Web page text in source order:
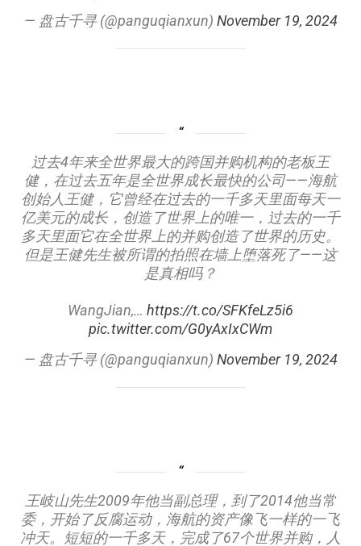
— 盘古千寻 (@panguqianxun) November 19, 2024
过去4年来全世界最大的跨国并购机构的老板王
健，在过去五年是全世界成长最快的公司——海航
创始人王健，它曾经在过去的一千多天里面每天一
亿美元的成长，创造了世界上的唯一，过去的一千
多天里面它在全世界上的并购创造了世界的历史。
但是王健先生被所谓的拍照在墙上堕落死了——这
是真相吗？
WangJian,… https://t.co/SFKfeLz5i6
pic.twitter.com/G0yAxIxCWm
— 盘古千寻 (@panguqianxun) November 19, 2024
王岐山先生2009年他当副总理，到了2014他当常
委，开始了反腐运动，海航的资产像飞一样的一飞
冲天。短短的一千多天，完成了67个世界并购，人